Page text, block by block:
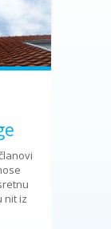
nit iz